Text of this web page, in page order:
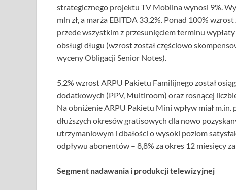
strategicznego projektu TV Mobilna wynosi 9%.
mln zł, a marża EBITDA 33,2%. Ponad 100%
przede wszystkim z przesunięciem terminu
obsługi długu (wzrost został częściowo
wyceny Obligacji Senior Notes).
5,2% wzrost ARPU Pakietu Familijnego został
dodatkowych (PPV, Multiroom) oraz rosnącej
Na obniżenie ARPU Pakietu Mini wpływ miał
dłuższych okresów gratisowych dla nowo
utrzymaniowym i dbałości o wysoki poziom
odpływu abonentów – 8,8% za okres 12 miesięcy
Segment nadawania i produkcji telewizyjnej